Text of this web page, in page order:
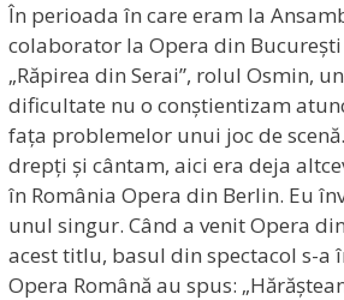
În perioada în care eram la
colaborator la Opera din
„Răpirea din Serai”, rolul Osmin,
dificultate nu o conștientizam
fața problemelor unui joc de
drepți și cântam, aici era deja
în România Opera din Berlin. Eu
unul singur. Când a venit Opera
acest titlu, basul din spectacol s-a
Opera Română au spus: